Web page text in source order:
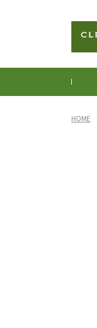
HOME